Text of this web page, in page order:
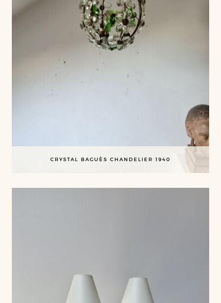
CRYSTAL BAGUÈS CHANDELIER 1940